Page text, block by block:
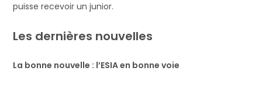
puisse recevoir un junior.
Les dernières nouvelles
La bonne nouvelle : l’ESIA en bonne voie